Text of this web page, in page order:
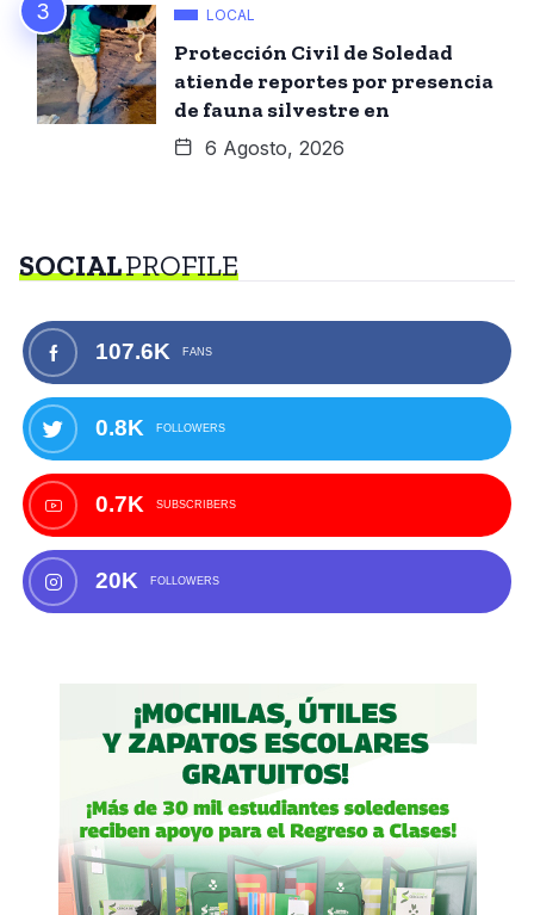
LOCAL
Protección Civil de Soledad
atiende reportes por presencia
de fauna silvestre en
6 Agosto, 2026
SOCIALPROFILE
107.6K FANS
0.8K FOLLOWERS
0.7K SUBSCRIBERS
20K FOLLOWERS